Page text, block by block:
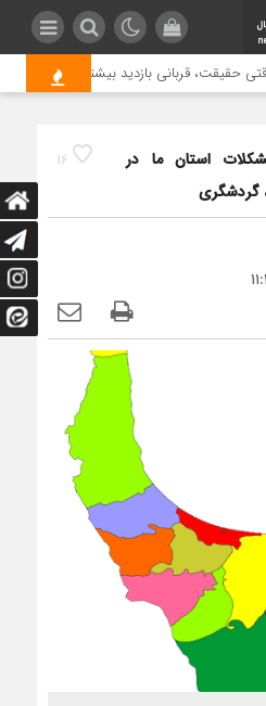
حقیقت، قربانی بازدید بیشتر می شود |
16
استان ما در
گردشگری